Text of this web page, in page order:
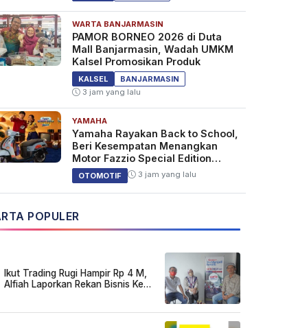
WARTA BANJARMASIN
PAMOR BORNEO 2026 di Duta
Mall Banjarmasin, Wadah UMKM
Kalsel Promosikan Produk
KALSEL
BANJARMASIN
3 jam yang lalu
YAMAHA
Yamaha Rayakan Back to School,
Beri Kesempatan Menangkan
Motor Fazzio Special Edition
Sunset Blue
OTOMOTIF 3 jam yang lalu
POPULER
Ikut Trading Rugi Hampir Rp 4 M,
Alfiah Laporkan Rekan Bisnis Ke